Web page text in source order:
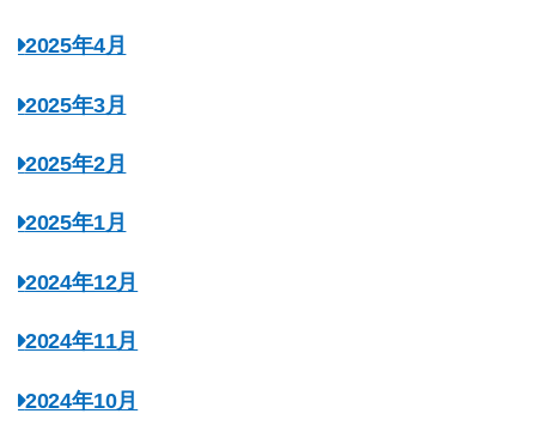
2025年4月
2025年3月
2025年2月
2025年1月
2024年12月
2024年11月
2024年10月